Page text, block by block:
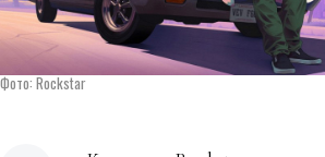
Фото: Rockstar